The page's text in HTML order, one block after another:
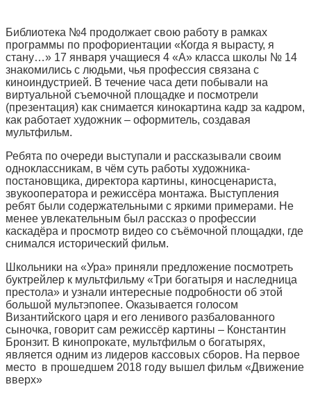
Библиотека №4 продолжает свою работу в рамках
программы по профориентации «Когда я вырасту, я
стану…» 17 января учащиеся 4 «А» класса школы № 14
знакомились с людьми, чья профессия связана с
киноиндустрией. В течение часа дети побывали на
виртуальной съемочной площадке и посмотрели
(презентация) как снимается кинокартина кадр за кадром,
как работает художник – оформитель, создавая
мультфильм.
Ребята по очереди выступали и рассказывали своим
одноклассникам, в чём суть работы художника-
постановщика, директора картины, киносценариста,
звукооператора и режиссёра монтажа. Выступления
ребят были содержательными с яркими примерами. Не
менее увлекательным был рассказ о профессии
каскадёра и просмотр видео со съёмочной площадки, где
снимался исторический фильм.
Школьники на «Ура» приняли предложение посмотреть
буктрейлер к мультфильму «Три богатыря и наследница
престола» и узнали интересные подробности об этой
большой мультэпопее. Оказывается голосом
Византийского царя и его ленивого разбалованного
сыночка, говорит сам режиссёр картины – Константин
Бронзит. В кинопрокате, мультфильм о богатырях,
является одним из лидеров кассовых сборов. На первое
место в прошедшем 2018 году вышел фильм «Движение
вверх»